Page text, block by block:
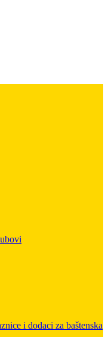
i dodaci za baštenska